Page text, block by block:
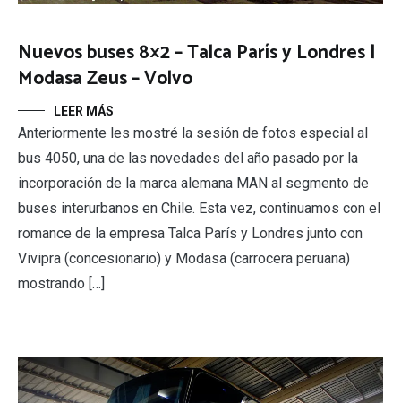
Nuevos buses 8×2 – Talca París y Londres |
Modasa Zeus – Volvo
LEER MÁS
Anteriormente les mostré la sesión de fotos especial al
bus 4050, una de las novedades del año pasado por la
incorporación de la marca alemana MAN al segmento de
buses interurbanos en Chile. Esta vez, continuamos con el
romance de la empresa Talca París y Londres junto con
Vivipra (concesionario) y Modasa (carrocera peruana)
mostrando […]